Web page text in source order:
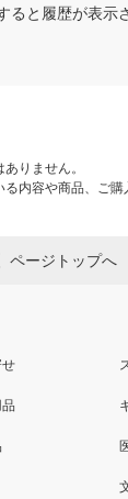
ると履歴が表示
りません。
内容や商品、ご
ページトップへ